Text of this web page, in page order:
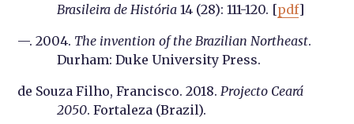
Brasileira de História 14 (28): 111-120. [pdf]
—. 2004. The invention of the Brazilian Northeast.
Durham: Duke University Press.
de Souza Filho, Francisco. 2018. Projecto Ceará
2050. Fortaleza (Brazil).